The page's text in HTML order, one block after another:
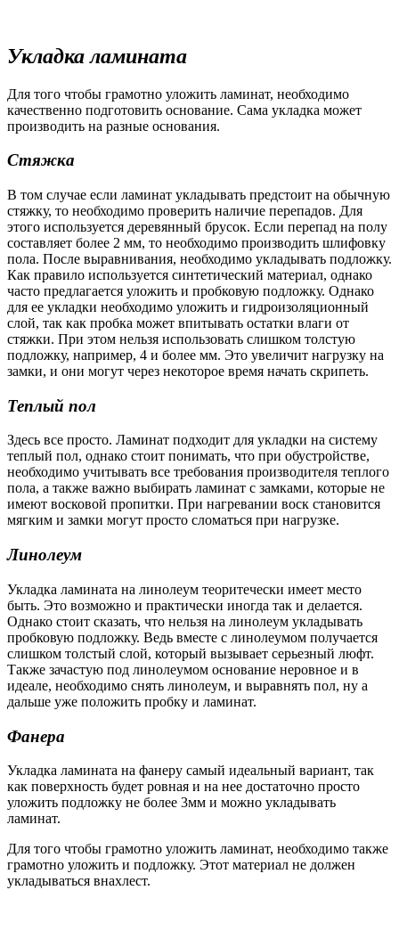
Укладка ламината
Для того чтобы грамотно уложить ламинат, необходимо
качественно подготовить основание. Сама укладка может
производить на разные основания.
Стяжка
В том случае если ламинат укладывать предстоит на обычную
стяжку, то необходимо проверить наличие перепадов. Для
этого используется деревянный брусок. Если перепад на полу
составляет более 2 мм, то необходимо производить шлифовку
пола. После выравнивания, необходимо укладывать подложку.
Как правило используется синтетический материал, однако
часто предлагается уложить и пробковую подложку. Однако
для ее укладки необходимо уложить и гидроизоляционный
слой, так как пробка может впитывать остатки влаги от
стяжки. При этом нельзя использовать слишком толстую
подложку, например, 4 и более мм. Это увеличит нагрузку на
замки, и они могут через некоторое время начать скрипеть.
Теплый пол
Здесь все просто. Ламинат подходит для укладки на систему
теплый пол, однако стоит понимать, что при обустройстве,
необходимо учитывать все требования производителя теплого
пола, а также важно выбирать ламинат с замками, которые не
имеют восковой пропитки. При нагревании воск становится
мягким и замки могут просто сломаться при нагрузке.
Линолеум
Укладка ламината на линолеум теоритечески имеет место
быть. Это возможно и практически иногда так и делается.
Однако стоит сказать, что нельзя на линолеум укладывать
пробковую подложку. Ведь вместе с линолеумом получается
слишком толстый слой, который вызывает серьезный люфт.
Также зачастую под линолеумом основание неровное и в
идеале, необходимо снять линолеум, и выравнять пол, ну а
дальше уже положить пробку и ламинат.
Фанера
Укладка ламината на фанеру самый идеальный вариант, так
как поверхность будет ровная и на нее достаточно просто
уложить подложку не более 3мм и можно укладывать
ламинат.
Для того чтобы грамотно уложить ламинат, необходимо также
грамотно уложить и подложку. Этот материал не должен
укладываться внахлест.